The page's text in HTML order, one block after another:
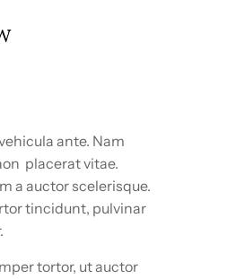
ante. Nam
placerat vitae.
a auctor scelerisque.
tincidunt, pulvinar
tortor, ut auctor